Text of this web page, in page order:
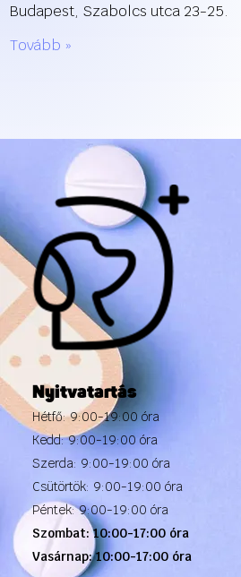
Budapest, Szabolcs utca 23-25.
Tovább »
Nyitvatartás
Hétfő: 9:00-19:00 óra
Kedd: 9:00-19:00 óra
Szerda: 9:00-19:00 óra
Csütörtök: 9:00-19:00 óra
Péntek: 9:00-19:00 óra
Szombat: 10:00-17:00 óra
Vasárnap: 10:00-17:00 óra